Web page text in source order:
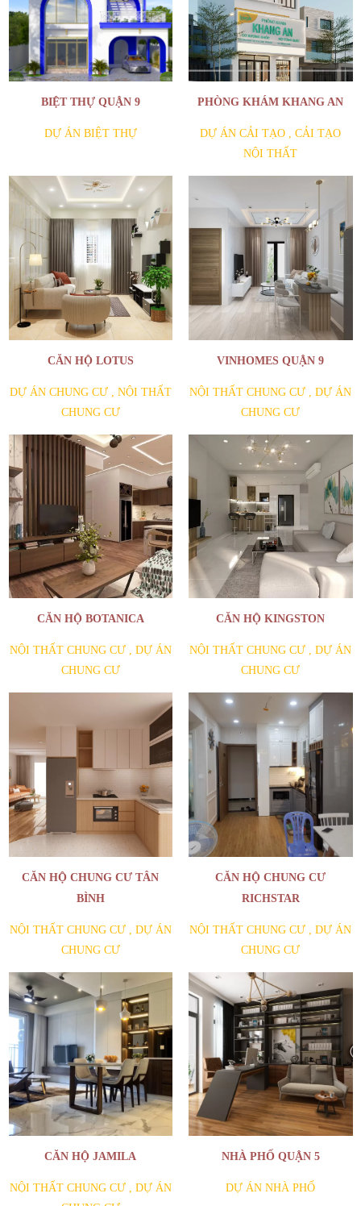
BIỆT THỰ QUẬN 9
DỰ ÁN BIỆT THỰ
PHÒNG KHÁM KHANG AN
DỰ ÁN CẢI TẠO ,CẢI TẠO
NỘI THẤT
CĂN HỘ LOTUS
DỰ ÁN CHUNG CƯ, NỘI THẤT
CHUNG CƯ
VINHOMES QUẬN 9
NỘI THẤT CHUNG CƯ ,DỰ ÁN
CHUNG CƯ
CĂN HỘ BOTANICA
NỘI THẤT CHUNG CƯ , DỰ ÁN
CHUNG CƯ
CĂN HỘ KINGSTON
NỘI THẤT CHUNG CƯ ,DỰ ÁN
CHUNG CƯ
CĂN HỘ CHUNG CƯ TÂN
BÌNH
NỘI THẤT CHUNG CƯ
DỰ ÁN
CHUNG CƯ
CĂN HỘ CHUNG CƯ
RICHSTAR
NỘI THẤT CHUNG CƯ ,DỰ ÁN
CHUNG CƯ
CĂN HỘ JAMILA
NỘI THẤT CHUNG CƯ , DỰ ÁN
NHÀ PHỐ QUẬN 5
DỰ ÁN NHÀ PHỐ